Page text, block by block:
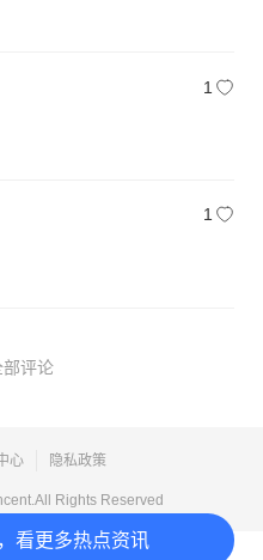
看更多热点资讯
1
1
部评论
心 隐私政策
Rights Reserved